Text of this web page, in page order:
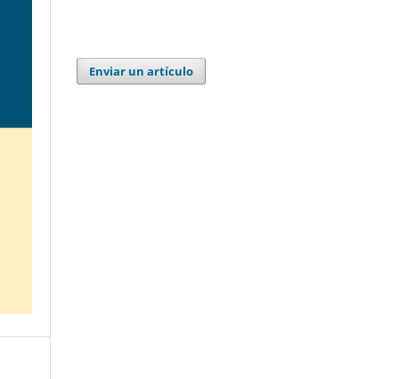
Enviar un artículo